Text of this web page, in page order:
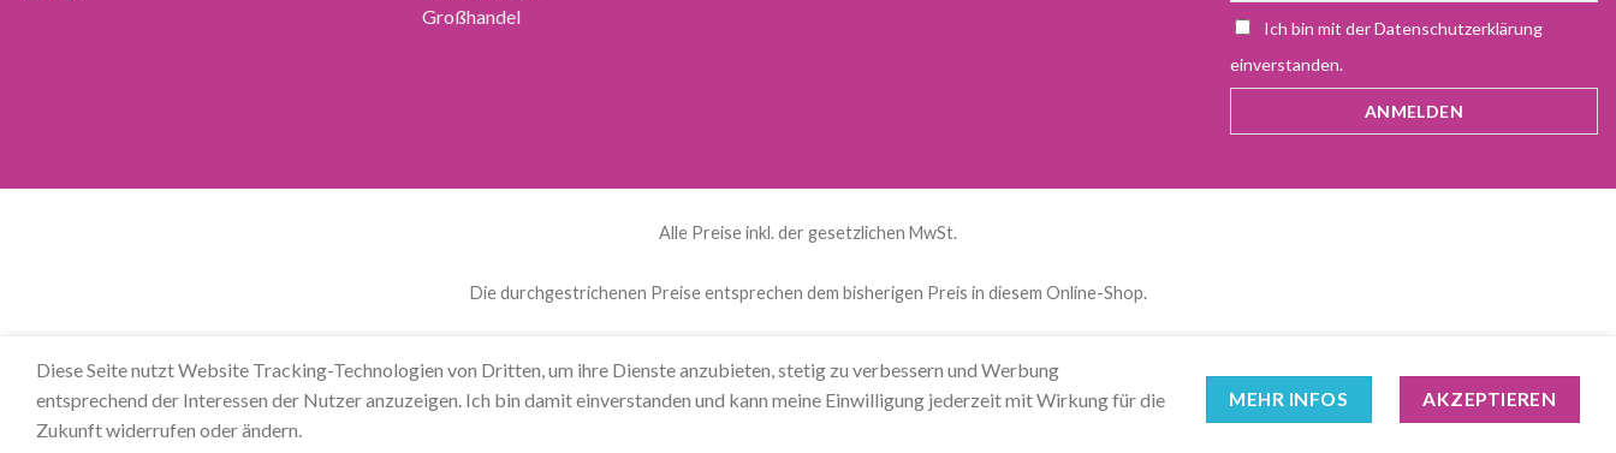
Großhandel
Ich bin mit der Datenschutzerklärung
einverstanden.
Alle Preise inkl. der gesetzlichen MwSt.
Die durchgestrichenen Preise entsprechen dem bisherigen Preis in diesem Online-Shop.
Diese Seite nutzt Website Tracking-Technologien von Dritten, um ihre Dienste anzubieten, stetig zu verbessern und Werbung
entsprechend der Interessen der Nutzer anzuzeigen. Ich bin damit einverstanden und kann meine Einwilligung jederzeit mit Wirkung für die
Zukunft widerrufen oder ändern.
MEHR INFOS AKZEPTIEREN
العربية(Arabisch) Čeština(Tschechisch) Nederlands(Niederländisch) English(Englisch) Français(Französisch
Svenska(Schwedisch)